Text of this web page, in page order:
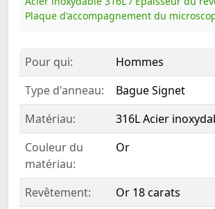
Plaque d'accompagnement du
Pour qui:
Hommes
Type d'anneau:
Bague Signet
Matériau:
316L Acier
Couleur du
matériau:
Or
Revêtement:
Or 18 carats